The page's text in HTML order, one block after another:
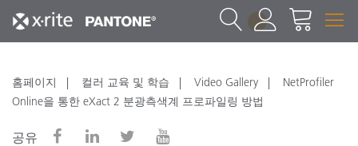
1
홈페이지 컬러 교육 및 학습 Video Gallery
NetProfiler
Online을 통한 eXact 2 분광측색계 프로파일링 방법
공유